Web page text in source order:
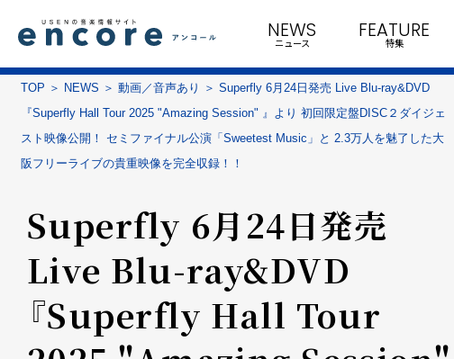
NEWS
ニュース
FEATURE
特集
TOP NEWS 動画／音声あり
Superfly 6月24日発売 Live Blu-ray&DVD
『Superfly Hall Tour 2025 "Amazing Session" 』より 初回限定盤DISC２ダイジェ
スト映像公開！ セミファイナル公演「Sweetest Music」と 2.3万人を魅了した大
阪フリーライブの貴重映像を完全収録！！
Superfly 6月24日発売
Live Blu-ray&DVD
『Superfly Hall Tour